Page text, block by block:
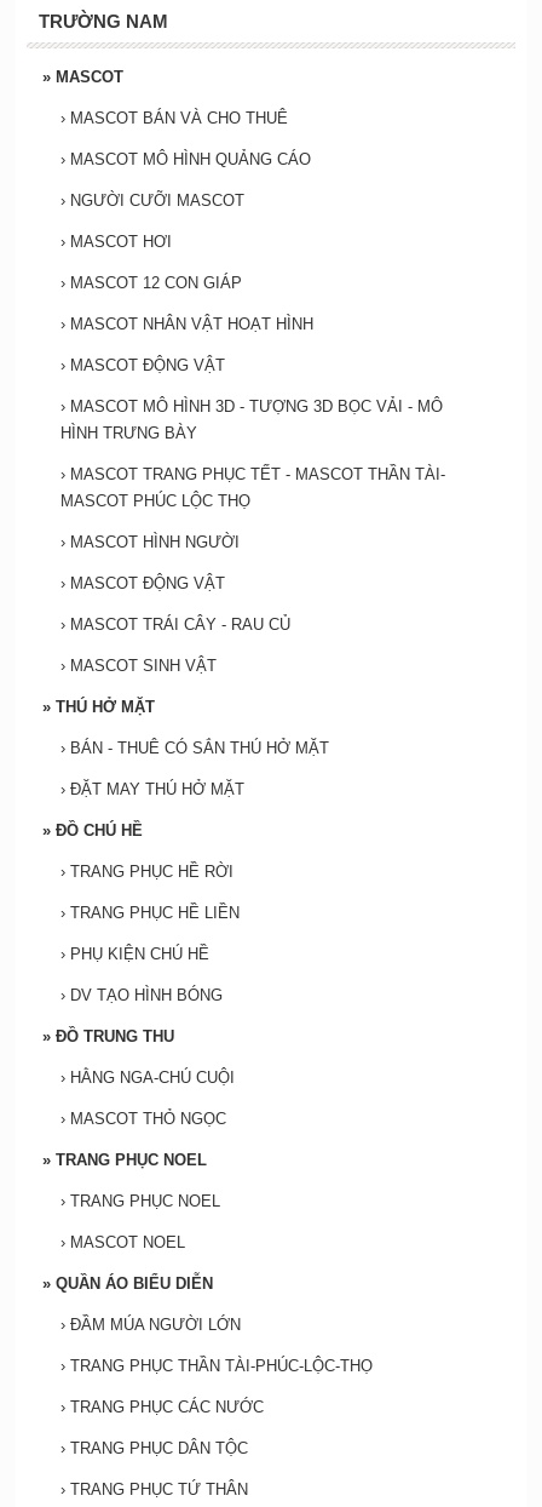
TRƯỜNG NAM
» MASCOT
› MASCOT BÁN VÀ CHO THUÊ
› MASCOT MÔ HÌNH QUẢNG CÁO
› NGƯỜI CƯỠI MASCOT
› MASCOT HƠI
› MASCOT 12 CON GIÁP
› MASCOT NHÂN VẬT HOẠT HÌNH
› MASCOT ĐỘNG VẬT
› MASCOT MÔ HÌNH 3D - TƯỢNG 3D BỌC VẢI - MÔ
HÌNH TRƯNG BÀY
› MASCOT TRANG PHỤC TẾT - MASCOT THẦN TÀI-
MASCOT PHÚC LỘC THỌ
› MASCOT HÌNH NGƯỜI
› MASCOT ĐỘNG VẬT
› MASCOT TRÁI CÂY - RAU CỦ
› MASCOT SINH VẬT
» THÚ HỞ MẶT
› BÁN - THUÊ CÓ SẮN THÚ HỞ MẶT
› ĐẶT MAY THÚ HỞ MẶT
» ĐỒ CHÚ HỀ
› TRANG PHỤC HỀ RỜI
› TRANG PHỤC HỀ LIỀN
› PHỤ KIỆN CHÚ HỀ
› DV TẠO HÌNH BÓNG
» ĐỒ TRUNG THU
› HẰNG NGA-CHÚ CUỘI
› MASCOT THỎ NGỌC
» TRANG PHỤC NOEL
› TRANG PHỤC NOEL
› MASCOT NOEL
» QUẦN ÁO BIỂU DIỄN
› ĐẦM MÚA NGƯỜI LỚN
› TRANG PHỤC THẦN TÀI-PHÚC-LỘC-THỌ
› TRANG PHỤC CÁC NƯỚC
› TRANG PHỤC DÂN TỘC
› TRANG PHỤC TỨ THÂN